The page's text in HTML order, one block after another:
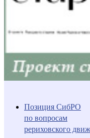
Позиция СибРО
по вопросам
рериховского